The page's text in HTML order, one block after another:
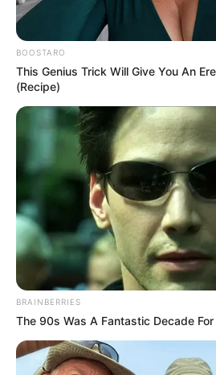
NT Επιμέλεια
Συντακτική Ομάδα
01/07/2025, 10:09 · 10:09 ΠΜ
Τελευταία ενημέρωση
01/07/2025, 10:09 · 10:09 ΠΜ
Ελλάδα
Κοινοποίησε άρθρο
Προσθήκη τοnewstok.grστην
Ανακαλύψτε περισσότερα άρθρα στα
αναζήτησης.
BOOSTARO
This Genius Trick Will Give You An
(Recipe)
BRAINBERRIES
The 90s Was A Fantastic Decade